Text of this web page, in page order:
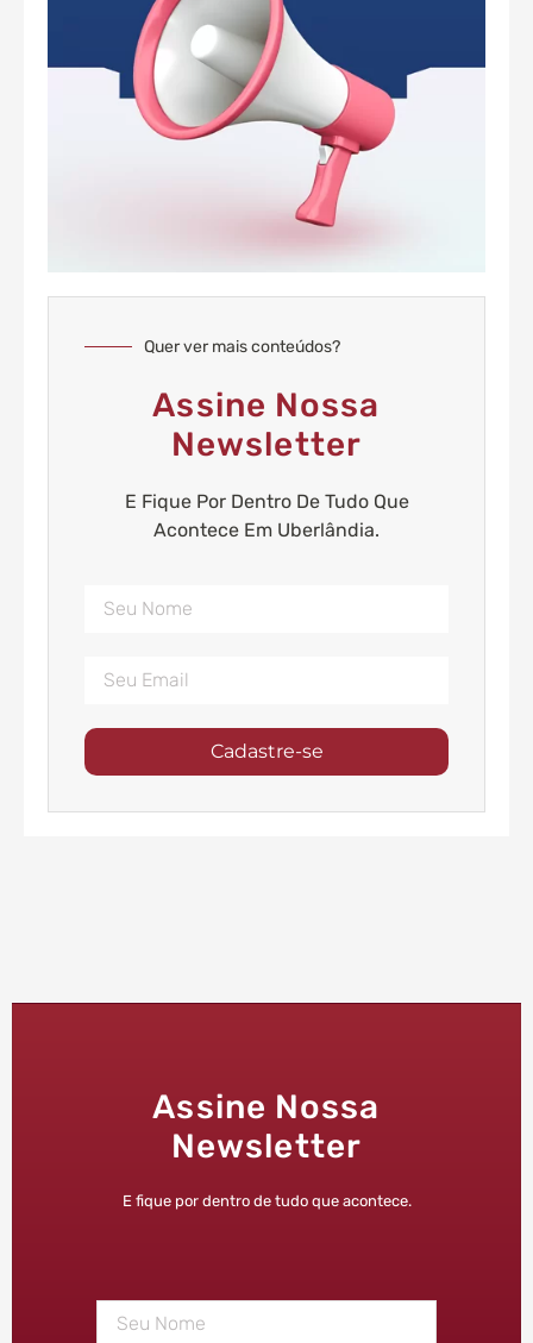
Quer ver mais conteúdos?
Assine Nossa
Newsletter
E Fique Por Dentro De Tudo Que
Acontece Em Uberlândia.
Cadastre-se
Assine Nossa
Newsletter
E fique por dentro de tudo que acontece.